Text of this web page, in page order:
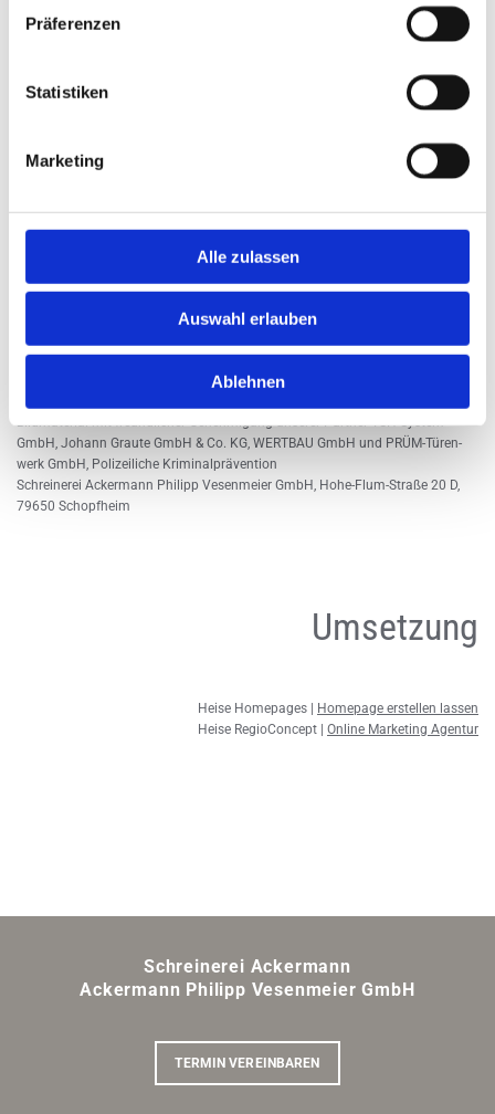
Präferenzen
Statistiken
Marketing
Alle zulassen
Auswahl erlauben
Ablehnen
einem Streit­bei­le­gungs­ver­fah­ren vor einer Ver­brau­cher­schlich­tungs­stel­le.
212476718 | Na­tu­ral oak wood di­ning table and chairs in neu­tral mo­dern in­
te­ri­or de­sign house | Ur­he­ber: Char­Mo­ment | stock.​adobe.​com
232812411 | Mo­dern light be­droom with woo­den fur­ni­tu­re in Scan­di­na­vi­an
142971591 | young man at par­quet floo­ring work / jun­ger mann beim ver­le­
gen von Par­kett | Ur­he­ber: stock­pho­to-graf | stock.​adobe.​com
adobe.​com
94990320 | back­ground of Wal­nut wood sur­face | Ur­he­ber: wut­ti­chok | stock.​
GmbH, Jo­hann Grau­te GmbH & Co. KG, WERT­BAU GmbH und PRÜM-Tü­ren­
werk GmbH, Po­li­zei­li­che Kri­mi­nal­präve­nt­ion
Schrei­ne­rei Acker­mann Phil­ipp Ve­sen­mei­er GmbH, Ho­he-Flum-Stra­ße 20 D,
79650 Schopf­heim
Umsetzung
Heise Home­pages | Home­page er­stel­len las­sen
Heise Re­gio­Con­cept | On­line Mar­ke­ting Agen­tur
Schreinerei Ackermann
Ackermann Philipp Vesenmeier GmbH
TERMIN VEREINBAREN